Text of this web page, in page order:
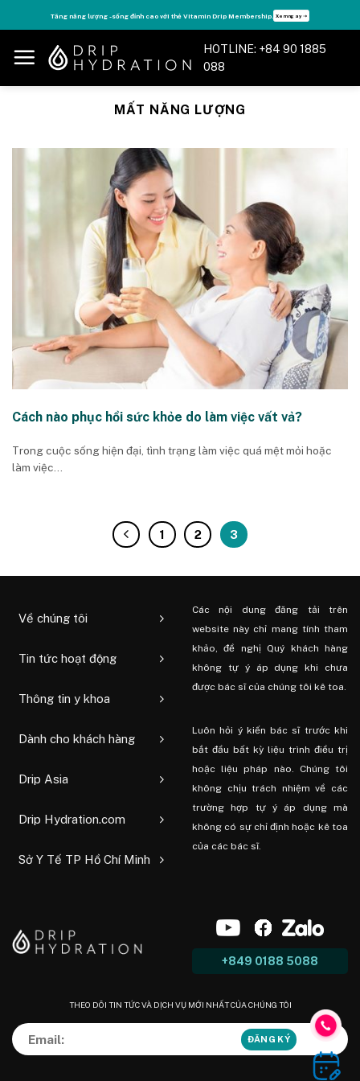
to
content
Tăng năng lượng - sống đỉnh cao với thẻ Vitamin Drip Membership. Xem ngay ➝
HOTLINE: +84 90 1885
088
MẤT NĂNG LƯỢNG
Cách nào phục hồi sức khỏe do làm việc vất vả?
Trong cuộc sống hiện đại, tình trạng làm việc quá mệt mỏi hoặc
làm việc...
1 2 3
Về chúng tôi
Tin tức hoạt động
Thông tin y khoa
Dành cho khách hàng
Drip Asia
Drip Hydration.com
Sở Y Tế TP Hồ Chí Minh
Các nội dung đăng tải trên
website này chỉ mang tính tham
khảo, đề nghị Quý khách hàng
không tự ý áp dụng khi chưa
được bác sĩ của chúng tôi kê toa.
Luôn hỏi ý kiến ​​bác sĩ trước khi
bắt đầu bất kỳ liệu trình điều trị
hoặc liệu pháp nào. Chúng tôi
không chịu trách nhiệm về các
trường hợp tự ý áp dụng mà
không có sự chỉ định hoặc kê toa
của các bác sĩ.
+849 0188 5088
THEO DÕI TIN TỨC VÀ DỊCH VỤ MỚI NHẤT CỦA CHÚNG TÔI